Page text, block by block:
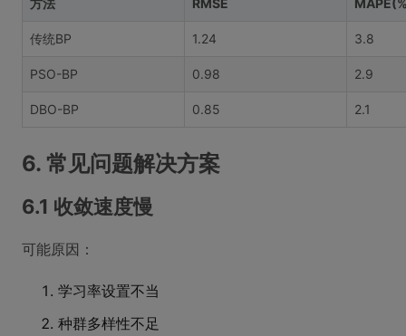
方法 RMSE
传统BP 1.24 3.8
PSO-BP 0.98 2.9
DBO-BP 0.85 2.1
6. 常见问题解决方案
6.1 收敛速度慢
可能原因：
学习率设置不当
种群多样性不足